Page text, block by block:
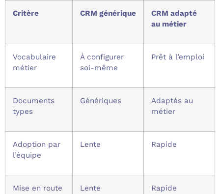
Critère CRM générique
CRM adapté
au métier
Vocabulaire
métier
À configurer
soi-même
Prêt à l’emploi
Documents
types
Génériques
Adaptés au
métier
Adoption par
l’équipe
Lente Rapide
Mise en route Lente Rapide